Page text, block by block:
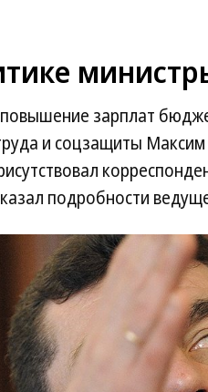
зарплат
и соцзащиты
подробности